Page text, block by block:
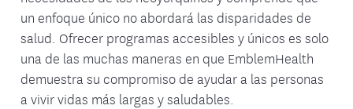
un enfoque único no abordará las disparidades de
salud. Ofrecer programas accesibles y únicos es solo
una de las muchas maneras en que EmblemHealth
demuestra su compromiso de ayudar a las personas
a vivir vidas más largas y saludables.